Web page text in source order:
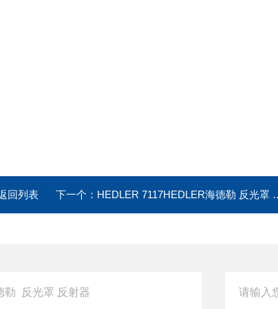
回列表 下一个： HEDLER 7117HEDLER海德勒 反光罩 反射器